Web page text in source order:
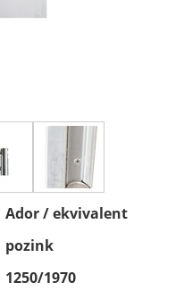
Ador / ekvivalent
pozink
1250/1970